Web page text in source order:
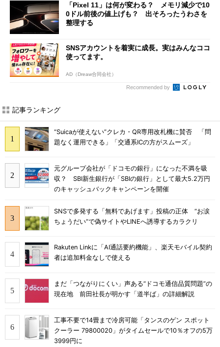
「Pixel 11」は何が変わる？ メモリ減少で10
0ドル前後の値上げも？ 出そろったうわさを
整理する
SNSアカウントを着実に成長。実はみんなココ
使ってます。
AD（Dreaw合同会社）
Recommended by
記事ランキング
“Suicaが使えない”クレカ・QR専用改札機に賛否 「問
題なく運用できる」「交通系ICの方がスムーズ」
元グループ会社が「ドコモの銀行」になった不満を吸
収？ SBI新生銀行が「SBIの銀行」として最大5.2万円
のキャッシュバックキャンペーンを開催
SNSで多発する「無料であげます」投稿の正体 “お涙
ちょうだい”で偽サイトやLINEへ誘導するカラクリ
Rakuten Linkに「AI通話要約機能」、楽天モバイル契約
者は追加料金なしで使える
まだ「つながりにくい」声ある“ドコモ通信品質問題”の
現在地 前田社長が明かす「道半ば」の詳細解説
工事不要で14畳まで冷房可能「タンスのゲン スポット
クーラー 79800020」がタイムセールで10％オフの5万
3999円に